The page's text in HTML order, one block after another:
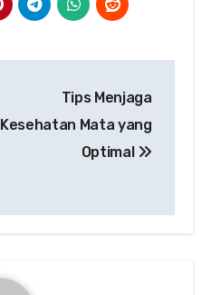
Tips Menjaga
Kesehatan Mata yang
Optimal